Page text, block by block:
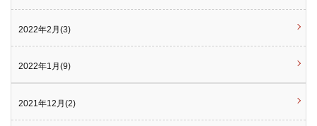
2022年2月(3)
2022年1月(9)
2021年12月(2)